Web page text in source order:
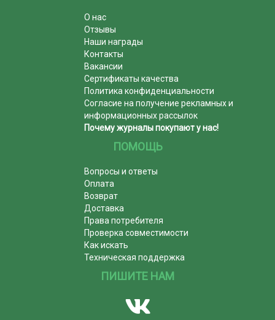
О нас
Отзывы
Наши награды
Контакты
Вакансии
Сертификаты качества
Политика конфиденциальности
Согласие на получение рекламных и
информационных рассылок
Почему журналы покупают у нас!
ПОМОЩЬ
Вопросы и ответы
Оплата
Возврат
Доставка
Права потребителя
Проверка совместимости
Как искать
Техническая поддержка
ПИШИТЕ НАМ